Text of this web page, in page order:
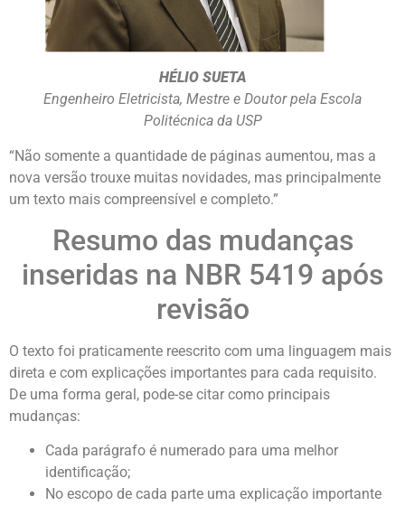
HÉLIO SUETA
Engenheiro Eletricista, Mestre e Doutor pela Escola
Politécnica da USP
“Não somente a quantidade de páginas aumentou, mas a
nova versão trouxe muitas novidades, mas principalmente
um texto mais compreensível e completo.”
Resumo das mudanças
inseridas na NBR 5419 após
revisão
O texto foi praticamente reescrito com uma linguagem mais
direta e com explicações importantes para cada requisito.
De uma forma geral, pode-se citar como principais
mudanças:
Cada parágrafo é numerado para uma melhor
identificação;
No escopo de cada parte uma explicação importante